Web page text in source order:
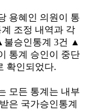
용혜인 의원이 통
조정 내역과 각
불승인통계 3건
▲
통계 승인이 중단
확인되었다.
모든 통계는 내부
은 국가승인통계